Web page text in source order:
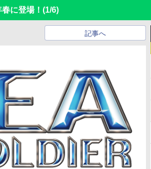
に登場！ (1/6)
記事へ